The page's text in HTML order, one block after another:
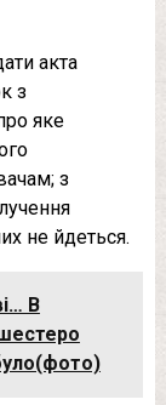
акта
з
яке
з
не йдеться.
В